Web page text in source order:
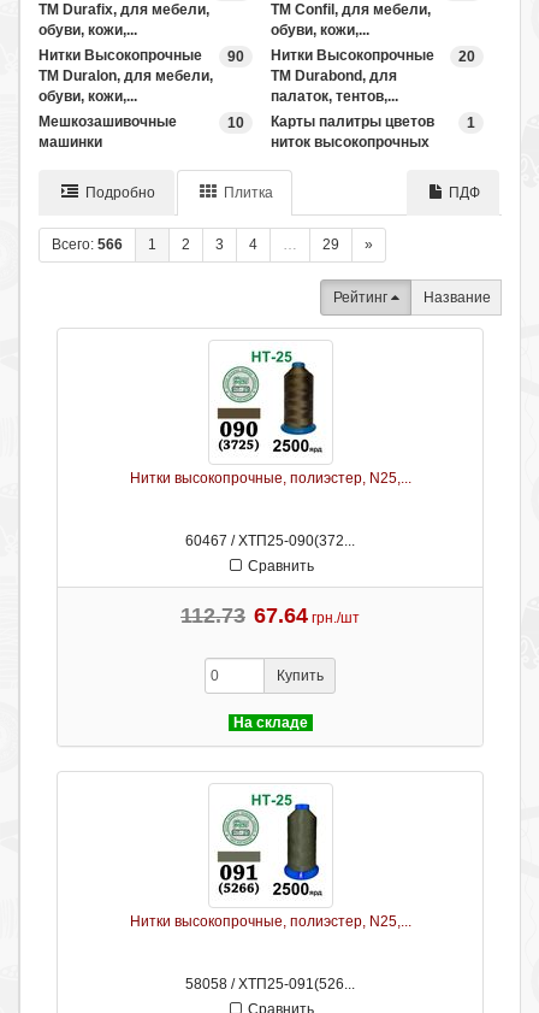
ТМ Durafix, для мебели,
обуви, кожи,...
ТМ Confil, для мебели,
обуви, кожи,...
90
Нитки Высокопрочные
ТМ Duralon, для мебели,
обуви, кожи,...
20
Нитки Высокопрочные
ТМ Durabond, для
палаток, тентов,...
10
Мешкозашивочные
машинки
1
Карты палитры цветов
ниток высокопрочных
Подробно Плитка ПДФ
Всего: 566 1 2 3 4 … 29 »
Рейтинг Название
Нитки высокопрочные, полиэстер, N25,...
60467 / ХТП25-090(372...
Сравнить
112.73 67.64 грн./шт
Купить
На складе
Нитки высокопрочные, полиэстер, N25,...
58058 / ХТП25-091(526...
Сравнить